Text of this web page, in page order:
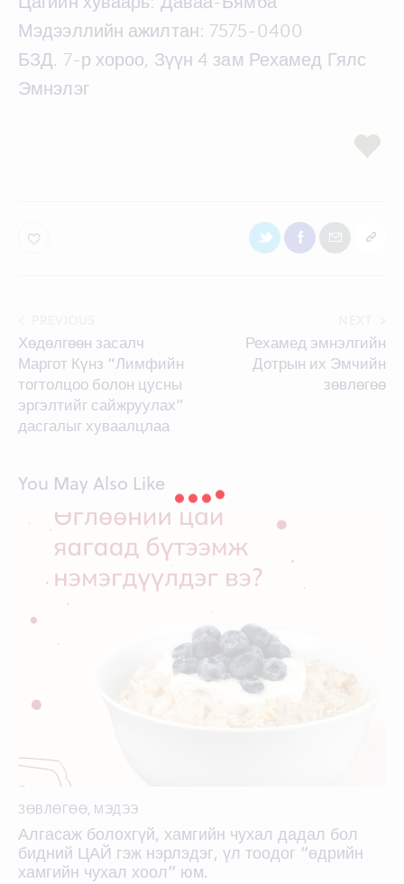
Мэдээллийн ажилтан: 7575-0400
БЗД. 7-р хороо, Зүүн 4 зам Рехамед Гялс
Эмнэлэг
navigation
Хөдөлгөөн засалч
Маргот Күнз “Лимфийн
тогтолцоо болон цусны
эргэлтийг сайжруулах”
дасгалыг хуваалцлаа
Рехамед эмнэлгийн
Дотрын их Эмчийн
зөвлөгөө
You May Also Like
ЗӨВЛӨГӨӨ, МЭДЭЭ
Алгасаж болохгүй, хамгийн чухал дадал бол
бидний ЦАЙ гэж нэрлэдэг, үл тоодог “өдрийн
хамгийн чухал хоол” юм.